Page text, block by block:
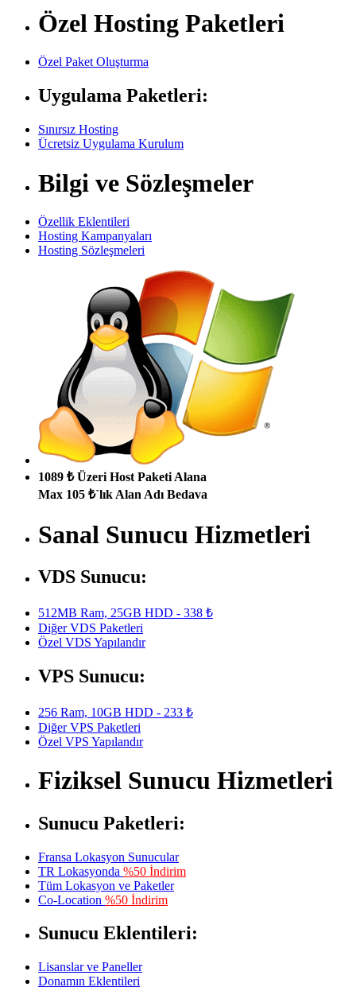
Özel Hosting Paketleri
Özel Paket Oluşturma
Uygulama Paketleri:
Sınırsız Hosting
Ücretsiz Uygulama Kurulum
Bilgi ve Sözleşmeler
Özellik Eklentileri
Hosting Kampanyaları
Hosting Sözleşmeleri
1089 ₺ Üzeri Host Paketi Alana
Max 105 ₺`lık Alan Adı Bedava
Sanal Sunucu Hizmetleri
VDS Sunucu:
512MB Ram, 25GB HDD - 338 ₺
Diğer VDS Paketleri
Özel VDS Yapılandır
VPS Sunucu:
256 Ram, 10GB HDD - 233 ₺
Diğer VPS Paketleri
Özel VPS Yapılandır
Fiziksel Sunucu Hizmetleri
Sunucu Paketleri:
Fransa Lokasyon Sunucular
TR Lokasyonda %50 İndirim
Tüm Lokasyon ve Paketler
Co-Location %50 İndirim
Sunucu Eklentileri:
Lisanslar ve Paneller
Donamın Eklentileri